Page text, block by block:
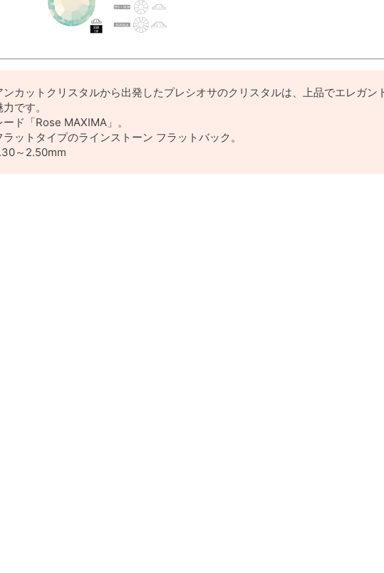
ンカットクリスタルから出発したプレシオサのクリスタルは、上品でエレガン
です。
ド「Rose MAXIMA」。
ラットタイプのラインストーン フラットバック。
～2.50mm